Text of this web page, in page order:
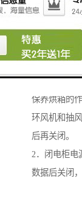
分至导布完
1． 击烘箱
度，循环风
风，这样可
保养烘箱的
环风机和抽
后再关闭。
2．闭电柜电
数据后关闭